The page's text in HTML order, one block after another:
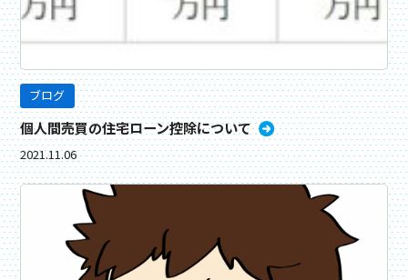
ブログ
個人間売買の住宅ローン控除について
2021.11.06